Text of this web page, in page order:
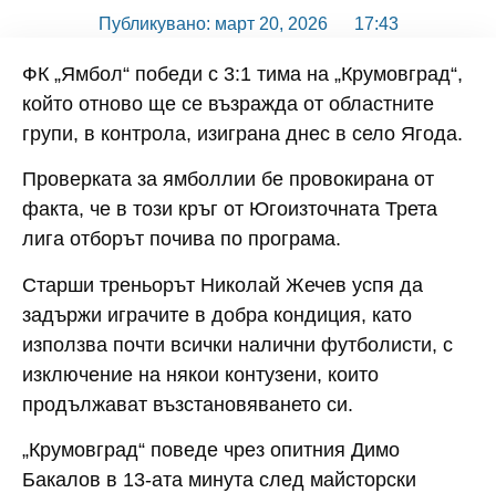
Публикувано: март 20, 2026 17:43
ФК „Ямбол“ победи с 3:1 тима на „Крумовград“,
който отново ще се възражда от областните
групи, в контрола, изиграна днес в село Ягода.
Проверката за ямболлии бе провокирана от
факта, че в този кръг от Югоизточната Трета
лига отборът почива по програма.
Старши треньорът Николай Жечев успя да
задържи играчите в добра кондиция, като
използва почти всички налични футболисти, с
изключение на някои контузени, които
продължават възстановяването си.
„Крумовград“ поведе чрез опитния Димо
Бакалов в 13-ата минута след майсторски